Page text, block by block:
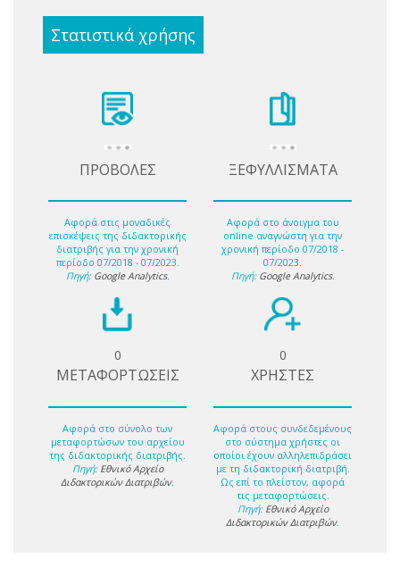
Στατιστικά χρήσης
ΠΡΟΒΟΛΕΣ
Αφορά στις μοναδικές
επισκέψεις της διδακτορικής
διατριβής για την χρονική
περίοδο 07/2018 - 07/2023.
Πηγή: Google Analytics.
ΞΕΦΥΛΛΙΣΜΑΤΑ
Αφορά στο άνοιγμα του
online αναγνώστη για την
χρονική περίοδο 07/2018 -
07/2023.
Πηγή: Google Analytics.
0
ΜΕΤΑΦΟΡΤΩΣΕΙΣ
Αφορά στο σύνολο των
μεταφορτώσων του αρχείου
της διδακτορικής διατριβής.
Πηγή: Εθνικό Αρχείο
Διδακτορικών Διατριβών.
0
ΧΡΗΣΤΕΣ
Αφορά στους συνδεδεμένους
στο σύστημα χρήστες οι
οποίοι έχουν αλληλεπιδράσει
με τη διδακτορική διατριβή.
Ως επί το πλείστον, αφορά
τις μεταφορτώσεις.
Πηγή: Εθνικό Αρχείο
Διδακτορικών Διατριβών.